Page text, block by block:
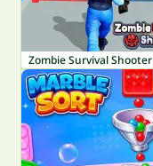
Zombie Survival Shooter